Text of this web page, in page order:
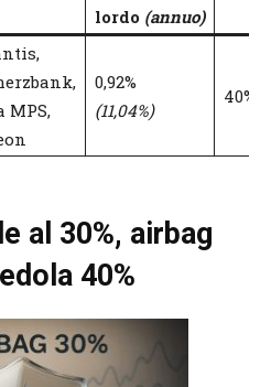
lordo (annuo)
MPS,
0,92%
(11,04%)
40%
al 30%, airbag
40%